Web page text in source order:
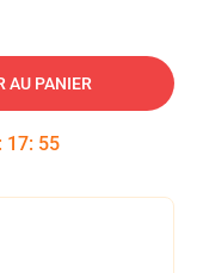
AU PANIER
: 17: 54